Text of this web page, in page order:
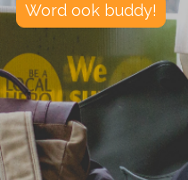
Word ook buddy!